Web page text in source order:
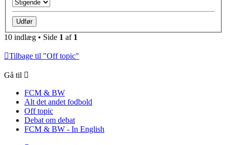
10 indlæg • Side 1 af 1
Tilbage til "Off topic"
Gå til
FCM & BW
Alt det andet fodbold
Off topic
Debat om debat
FCM & BW - In English